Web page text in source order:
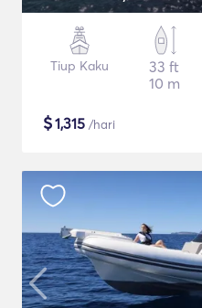
Tiup Kaku
33 ft
10 m
$1,315 /hari